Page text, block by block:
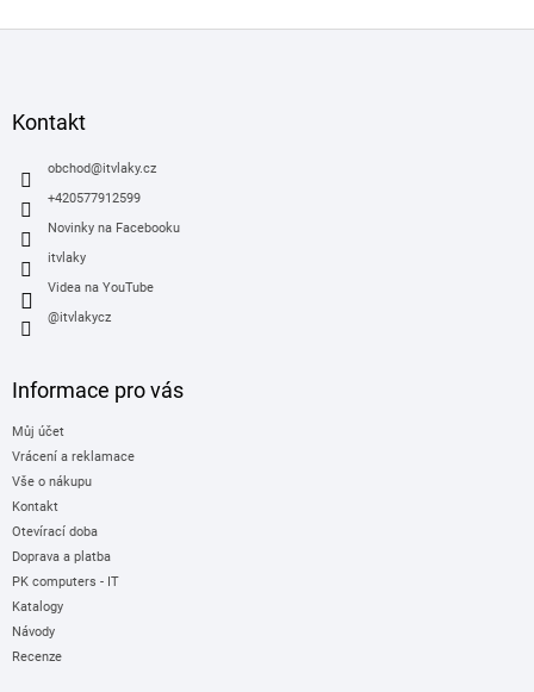
Kontakt
obchod@itvlaky.cz
+420577912599
Novinky na Facebooku
itvlaky
Videa na YouTube
@itvlakycz
Informace pro vás
Můj účet
Vrácení a reklamace
Vše o nákupu
Kontakt
Otevírací doba
Doprava a platba
PK computers - IT
Katalogy
Návody
Recenze